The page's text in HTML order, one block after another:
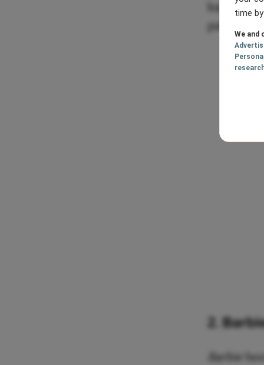
time
We and
kapsels.
pak? Oeh
2.
Barbie